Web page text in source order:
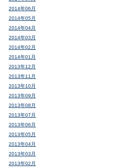
2014年06月
2014年05月
2014年04月
2014年03月
2014年02月
2014年01月
2013年12月
2013年11月
2013年10月
2013年09月
2013年08月
2013年07月
2013年06月
2013年05月
2013年04月
2013年03月
2013年02月